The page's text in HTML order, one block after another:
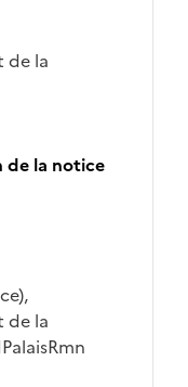
de la
la notice
de la